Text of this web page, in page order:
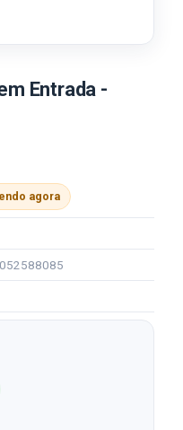
Entrada -
agora